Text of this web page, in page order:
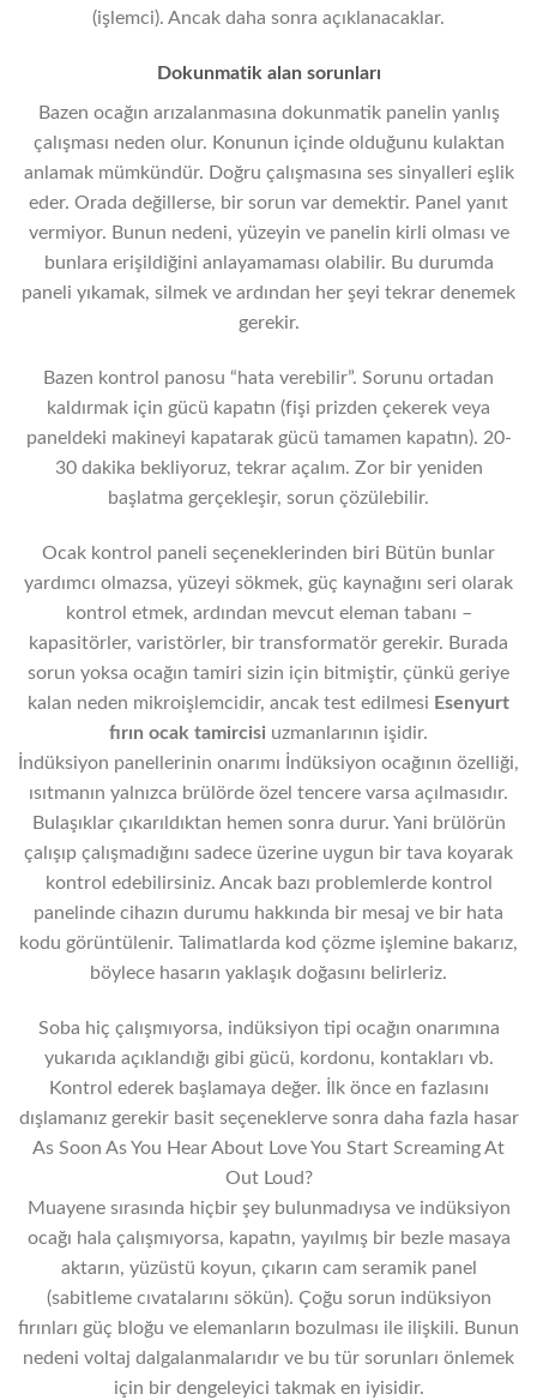
(işlemci). Ancak daha sonra açıklanacaklar.
Dokunmatik alan sorunları
Bazen ocağın arızalanmasına dokunmatik panelin yanlış
çalışması neden olur. Konunun içinde olduğunu kulaktan
anlamak mümkündür. Doğru çalışmasına ses sinyalleri eşlik
eder. Orada değillerse, bir sorun var demektir. Panel yanıt
vermiyor. Bunun nedeni, yüzeyin ve panelin kirli olması ve
bunlara erişildiğini anlayamaması olabilir. Bu durumda
paneli yıkamak, silmek ve ardından her şeyi tekrar denemek
gerekir.
Bazen kontrol panosu “hata verebilir”. Sorunu ortadan
kaldırmak için gücü kapatın (fişi prizden çekerek veya
paneldeki makineyi kapatarak gücü tamamen kapatın). 20-
30 dakika bekliyoruz, tekrar açalım. Zor bir yeniden
başlatma gerçekleşir, sorun çözülebilir.
Ocak kontrol paneli seçeneklerinden biri Bütün bunlar
yardımcı olmazsa, yüzeyi sökmek, güç kaynağını seri olarak
kontrol etmek, ardından mevcut eleman tabanı –
kapasitörler, varistörler, bir transformatör gerekir. Burada
sorun yoksa ocağın tamiri sizin için bitmiştir, çünkü geriye
kalan neden mikroişlemcidir, ancak test edilmesi Esenyurt
fırın ocak tamircisi uzmanlarının işidir.
İndüksiyon panellerinin onarımı İndüksiyon ocağının özelliği,
ısıtmanın yalnızca brülörde özel tencere varsa açılmasıdır.
Bulaşıklar çıkarıldıktan hemen sonra durur. Yani brülörün
çalışıp çalışmadığını sadece üzerine uygun bir tava koyarak
kontrol edebilirsiniz. Ancak bazı problemlerde kontrol
panelinde cihazın durumu hakkında bir mesaj ve bir hata
kodu görüntülenir. Talimatlarda kod çözme işlemine bakarız,
böylece hasarın yaklaşık doğasını belirleriz.
Soba hiç çalışmıyorsa, indüksiyon tipi ocağın onarımına
yukarıda açıklandığı gibi gücü, kordonu, kontakları vb.
Kontrol ederek başlamaya değer. İlk önce en fazlasını
dışlamanız gerekir basit seçeneklerve sonra daha fazla hasar
As Soon As You Hear About Love You Start Screaming At
Out Loud?
Muayene sırasında hiçbir şey bulunmadıysa ve indüksiyon
ocağı hala çalışmıyorsa, kapatın, yayılmış bir bezle masaya
aktarın, yüzüstü koyun, çıkarın cam seramik panel
(sabitleme cıvatalarını sökün). Çoğu sorun indüksiyon
fırınları güç bloğu ve elemanların bozulması ile ilişkili. Bunun
nedeni voltaj dalgalanmalarıdır ve bu tür sorunları önlemek
için bir dengeleyici takmak en iyisidir.